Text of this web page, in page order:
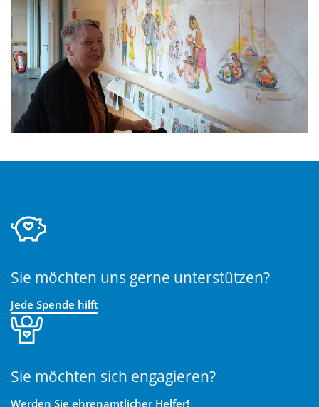
Sie möchten uns gerne unterstützen?
Jede Spende hilft
Sie möchten sich engagieren?
Werden Sie ehrenamtlicher Helfer!